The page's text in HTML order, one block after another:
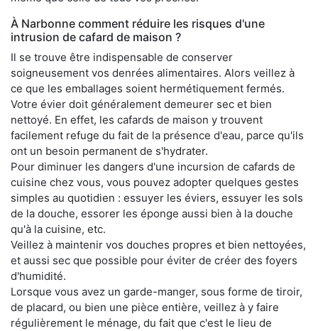
À Narbonne comment réduire les risques d'une
intrusion de cafard de maison ?
Il se trouve être indispensable de conserver
soigneusement vos denrées alimentaires. Alors veillez à
ce que les emballages soient hermétiquement fermés.
Votre évier doit généralement demeurer sec et bien
nettoyé. En effet, les cafards de maison y trouvent
facilement refuge du fait de la présence d'eau, parce qu'ils
ont un besoin permanent de s'hydrater.
Pour diminuer les dangers d'une incursion de cafards de
cuisine chez vous, vous pouvez adopter quelques gestes
simples au quotidien : essuyer les éviers, essuyer les sols
de la douche, essorer les éponge aussi bien à la douche
qu'à la cuisine, etc.
Veillez à maintenir vos douches propres et bien nettoyées,
et aussi sec que possible pour éviter de créer des foyers
d'humidité.
Lorsque vous avez un garde-manger, sous forme de tiroir,
de placard, ou bien une pièce entière, veillez à y faire
régulièrement le ménage, du fait que c'est le lieu de